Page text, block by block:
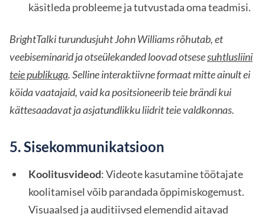
käsitleda probleeme ja tutvustada oma teadmisi.
BrightTalki turundusjuht John Williams rõhutab, et
veebiseminarid ja otseülekanded loovad otsesesuhtlusliini
teie publikuga. Selline interaktiivne formaat mitte ainult ei
köida vaatajaid, vaid ka positsioneerib teie brändi kui
kättesaadavat ja asjatundlikku liidrit teie valdkonnas.
5. Sisekommunikatsioon
Koolitusvideod: Videote kasutamine töötajate
koolitamisel võib parandada õppimiskogemust.
Visuaalsed ja auditiivsed elemendid aitavad